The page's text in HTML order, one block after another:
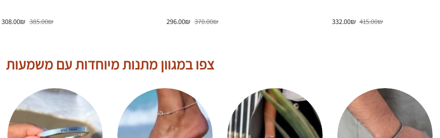
415.00₪ המחיר
332.00₪ המחיר 370.00₪ המחיר
296.00₪ המחיר 385.00₪ המחיר
308.00₪
צפו במגוון מתנות מיוחדות עם משמעות